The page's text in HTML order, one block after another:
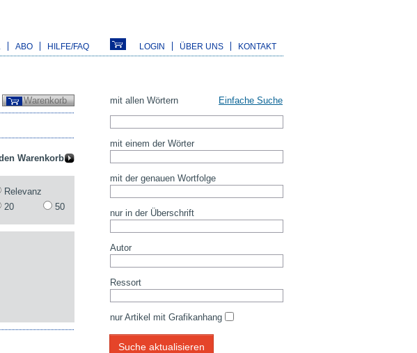
ABO HILFE/FAQ LOGIN ÜBER UNS KONTAKT
Warenkorb
Relevanz
20 50
mit allen Wörtern Einfache Suche
mit einem der Wörter
mit der genauen Wortfolge
nur in der Überschrift
Autor
Ressort
nur Artikel mit Grafikanhang